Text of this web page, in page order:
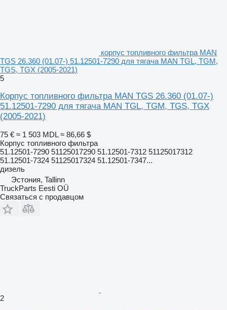
корпус топливного фильтра MAN
TGS 26.360 (01.07-) 51.12501-7290 для тягача MAN TGL, TGM,
TGS, TGX (2005-2021)
5
Корпус топливного фильтра MAN TGS 26.360 (01.07-)
51.12501-7290 для тягача MAN TGL, TGM, TGS, TGX
(2005-2021)
75 € ≈ 1 503 MDL ≈ 86,66 $
Корпус топливного фильтра
51.12501-7290 51125017290 51.12501-7312 51125017312
51.12501-7324 51125017324 51.12501-7347...
дизель
Эстония, Tallinn
TruckParts Eesti OÜ
Связаться с продавцом
2